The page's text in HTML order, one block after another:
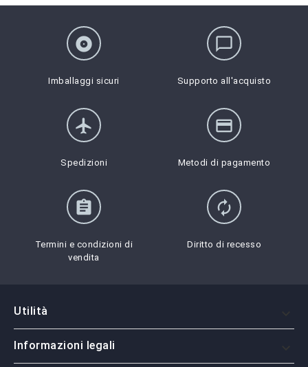
album
Imballaggi sicuri
chat_bubble_outline
Supporto all'acquisto
flight
Spedizioni
credit_card
Metodi di pagamento
assignment
Termini e condizioni di
vendita
autorenew
Diritto di recesso
Utilità
Informazioni legali